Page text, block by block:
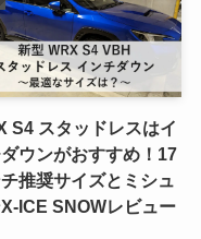
S4 スタッドレスはイ
ウンがおすすめ！17
推奨サイズとミシュ
ICE SNOWレビュー